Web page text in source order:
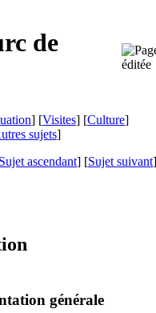
de
] [Visites] [Culture]
sujets]
Sujet ascendant] [Sujet suivant]
générale